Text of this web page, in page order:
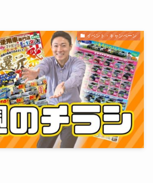
イベント・キャンペーン